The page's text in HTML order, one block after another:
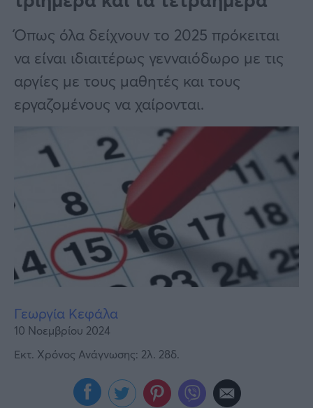
Επιδοτήσεις
ΕΣΠΑ
Κόσμος
Lifestyle
Αθλητικά
Υγεία
Καιρός
Όπως όλα δείχνουν το 2025 πρόκειται
να είναι ιδιαιτέρως γενναιόδωρο με τις
αργίες με τους μαθητές και τους
εργαζομένους να χαίρονται.
Γεωργία Κεφάλα
10 Νοεμβρίου 2024
Εκτ. Χρόνος Ανάγνωσης: 2λ. 28δ.